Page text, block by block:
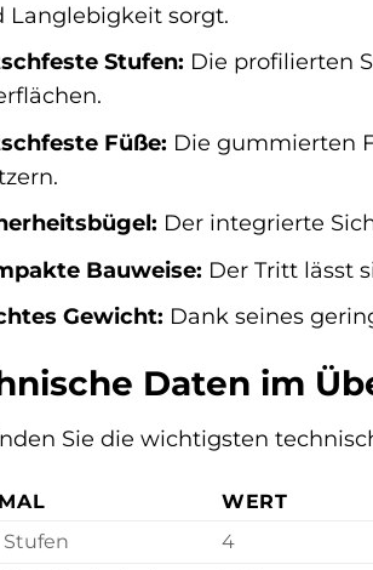
Langlebigkeit sorgt.
Stufen: Die profilierten
Füße: Die gummierten
Der integrierte
Bauweise: Der Tritt lässt
Gewicht: Dank seines
Daten im
Sie die wichtigsten
WERT
Stufen
4